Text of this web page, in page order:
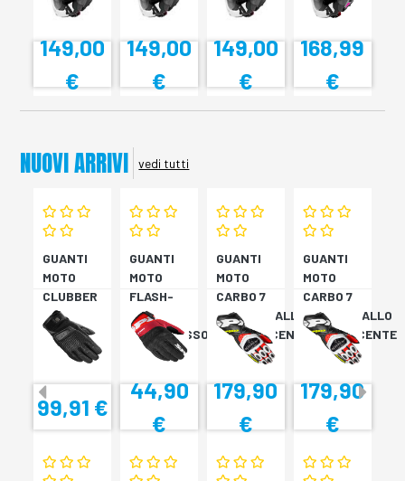
149,00
€
149,00
€
149,00
€
XS
168,99
€
NUOVI ARRIVI vedi tutti
GUANTI
MOTO
CLUBBER
GLOVE
NERO
99,91 €
GUANTI
MOTO
FLASH-
KP
NERO/ROSSO
44,90
€
GUANTI
MOTO
CARBO 7
ROSSO/GIALLO
FLUORESCENTE
179,90
€
GUANTI
MOTO
CARBO 7
ROSSO/GIALLO
FLUORESCENTE
179,90
€